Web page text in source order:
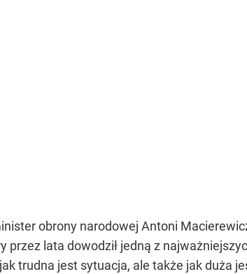
obrony narodowej Antoni
lata dowodził jedną z
trudna jest sytuacja, ale także jak duża